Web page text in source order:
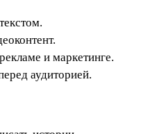
и маркетинге.
аудиторией.